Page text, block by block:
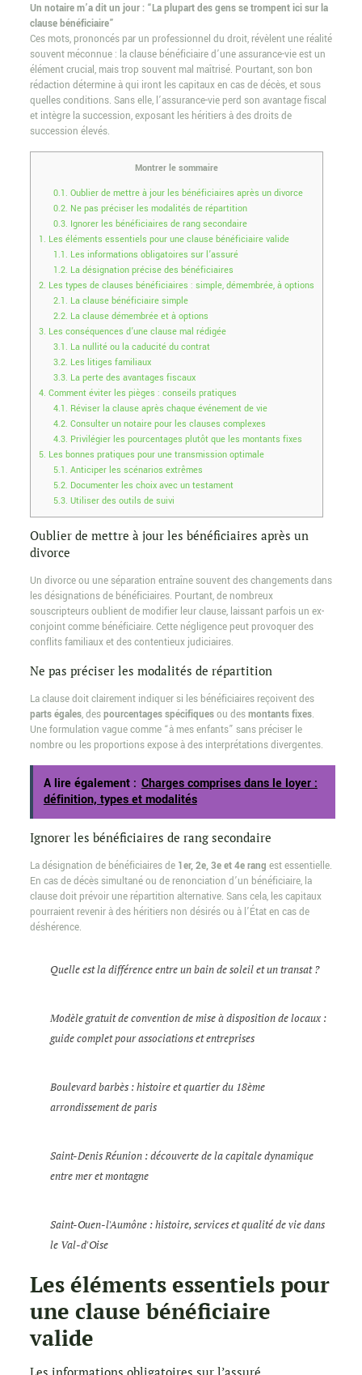
Un notaire m’a dit un jour : “La plupart des gens se trompent ici sur la
clause bénéficiaire”
Ces mots, prononcés par un professionnel du droit, révèlent une réalité
souvent méconnue : la clause bénéficiaire d’une assurance-vie est un
élément crucial, mais trop souvent mal maîtrisé. Pourtant, son bon
rédaction détermine à qui iront les capitaux en cas de décès, et sous
quelles conditions. Sans elle, l’assurance-vie perd son avantage fiscal
et intègre la succession, exposant les héritiers à des droits de
succession élevés.
Montrer le sommaire
0.1. Oublier de mettre à jour les bénéficiaires après un divorce
0.2. Ne pas préciser les modalités de répartition
0.3. Ignorer les bénéficiaires de rang secondaire
1. Les éléments essentiels pour une clause bénéficiaire valide
1.1. Les informations obligatoires sur l’assuré
1.2. La désignation précise des bénéficiaires
2. Les types de clauses bénéficiaires : simple, démembrée, à options
2.1. La clause bénéficiaire simple
2.2. La clause démembrée et à options
3. Les conséquences d’une clause mal rédigée
3.1. La nullité ou la caducité du contrat
3.2. Les litiges familiaux
3.3. La perte des avantages fiscaux
4. Comment éviter les pièges : conseils pratiques
4.1. Réviser la clause après chaque événement de vie
4.2. Consulter un notaire pour les clauses complexes
4.3. Privilégier les pourcentages plutôt que les montants fixes
5. Les bonnes pratiques pour une transmission optimale
5.1. Anticiper les scénarios extrêmes
5.2. Documenter les choix avec un testament
5.3. Utiliser des outils de suivi
Oublier de mettre à jour les bénéficiaires après un
divorce
Un divorce ou une séparation entraîne souvent des changements dans
les désignations de bénéficiaires. Pourtant, de nombreux
souscripteurs oublient de modifier leur clause, laissant parfois un ex-
conjoint comme bénéficiaire. Cette négligence peut provoquer des
conflits familiaux et des contentieux judiciaires.
Ne pas préciser les modalités de répartition
La clause doit clairement indiquer si les bénéficiaires reçoivent des
parts égales, despourcentages spécifiquesou desmontants fixes.
Une formulation vague comme “à mes enfants” sans préciser le
nombre ou les proportions expose à des interprétations divergentes.
A lire également : Charges comprises dans le loyer :
définition, types et modalités
Ignorer les bénéficiaires de rang secondaire
La désignation de bénéficiaires de 1er, 2e, 3e et 4e rang est essentielle.
En cas de décès simultané ou de renonciation d’un bénéficiaire, la
clause doit prévoir une répartition alternative. Sans cela, les capitaux
pourraient revenir à des héritiers non désirés ou à l’État en cas de
déshérence.
Quelle est la différence entre un bain de soleil et un transat ?
Modèle gratuit de convention de mise à disposition de locaux :
guide complet pour associations et entreprises
Boulevard barbès : histoire et quartier du 18ème
arrondissement de paris
Saint-Denis Réunion : découverte de la capitale dynamique
entre mer et montagne
Saint-Ouen-l'Aumône : histoire, services et qualité de vie dans
le Val-d'Oise
Les éléments essentiels pour
une clause bénéficiaire
valide